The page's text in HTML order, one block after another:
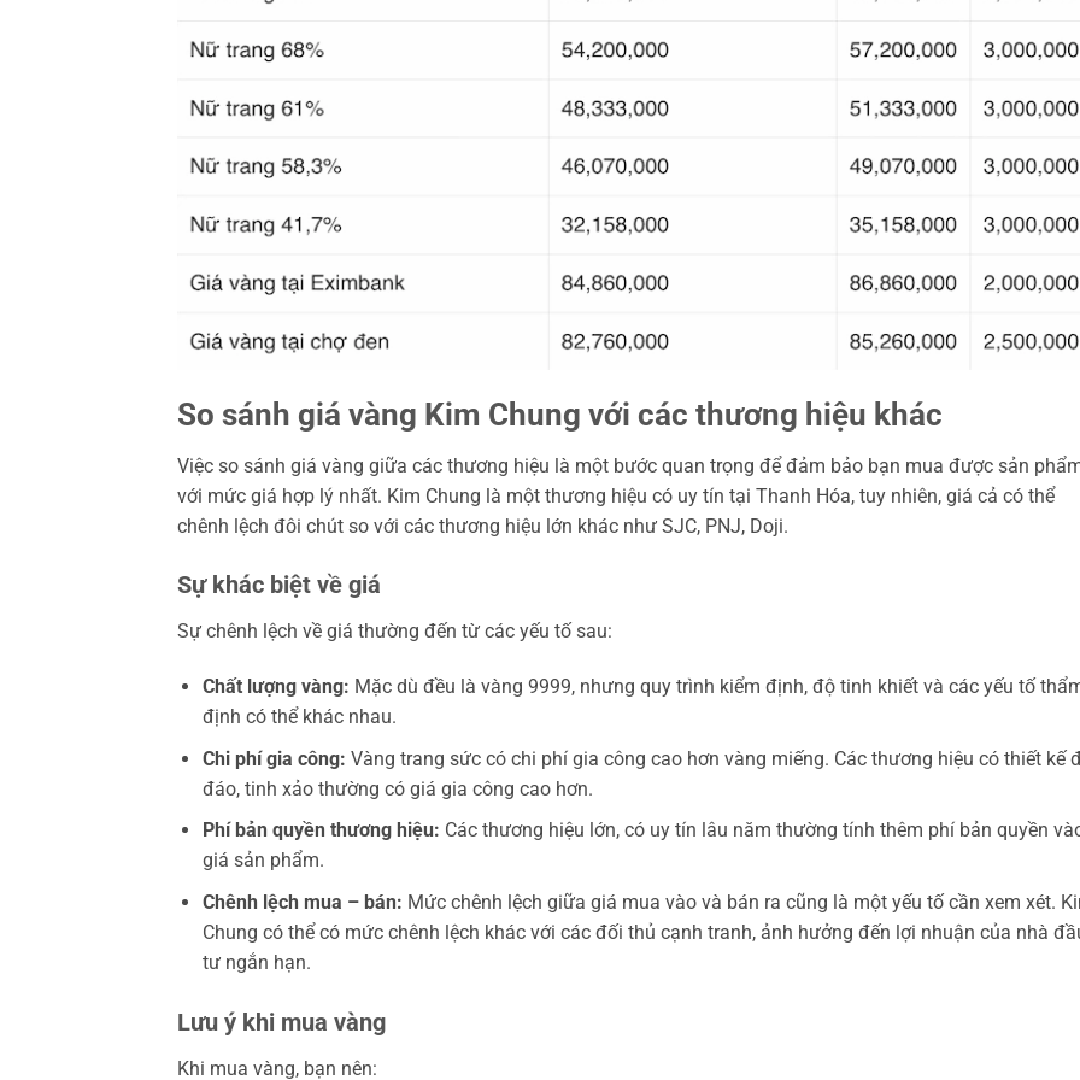
So sánh giá vàng Kim Chung với các thương hiệu khác
Việc so sánh giá vàng giữa các thương hiệu là một bước quan trọng để đảm bảo bạn mua được sản
với mức giá hợp lý nhất. Kim Chung là một thương hiệu có uy tín tại Thanh Hóa, tuy nhiên, giá cả có thể
chênh lệch đôi chút so với các thương hiệu lớn khác như SJC, PNJ, Doji.
Sự khác biệt về giá
Sự chênh lệch về giá thường đến từ các yếu tố sau:
Chất lượng vàng: Mặc dù đều là vàng 9999, nhưng quy trình kiểm định, độ tinh khiết và các yếu tố
định có thể khác nhau.
Chi phí gia công: Vàng trang sức có chi phí gia công cao hơn vàng miếng. Các thương hiệu có thiết kế
đáo, tinh xảo thường có giá gia công cao hơn.
Phí bản quyền thương hiệu: Các thương hiệu lớn, có uy tín lâu năm thường tính thêm phí bản quyền
giá sản phẩm.
Chênh lệch mua – bán: Mức chênh lệch giữa giá mua vào và bán ra cũng là một yếu tố cần xem xét.
Chung có thể có mức chênh lệch khác với các đối thủ cạnh tranh, ảnh hưởng đến lợi nhuận của nhà
tư ngắn hạn.
Lưu ý khi mua vàng
Khi mua vàng, bạn nên: